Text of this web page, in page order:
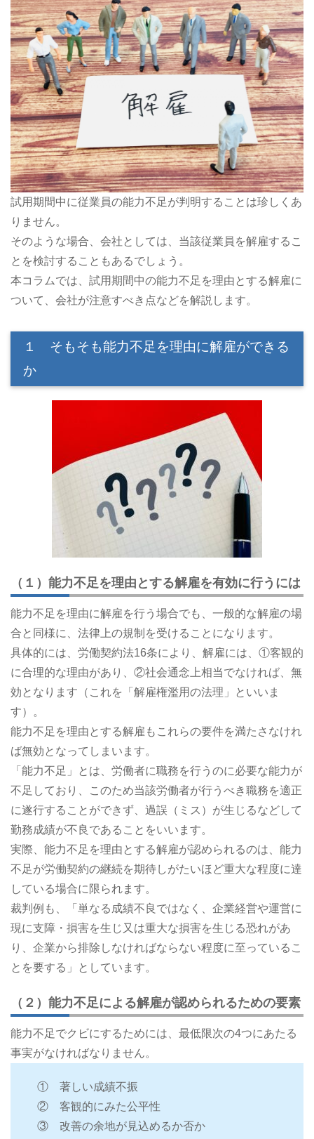
試用期間中に従業員の能力不足が判明することは珍しくあ
りません。
そのような場合、会社としては、当該従業員を解雇するこ
とを検討することもあるでしょう。
本コラムでは、試用期間中の能力不足を理由とする解雇に
ついて、会社が注意すべき点などを解説します。
１ そもそも能力不足を理由に解雇ができる
か
（１）能力不足を理由とする解雇を有効に行うには
能力不足を理由に解雇を行う場合でも、一般的な解雇の場
合と同様に、法律上の規制を受けることになります。
具体的には、労働契約法16条により、解雇には、①客観的
に合理的な理由があり、②社会通念上相当でなければ、無
効となります（これを「解雇権濫用の法理」といいま
す）。
能力不足を理由とする解雇もこれらの要件を満たさなけれ
ば無効となってしまいます。
「能力不足」とは、労働者に職務を行うのに必要な能力が
不足しており、このため当該労働者が行うべき職務を適正
に遂行することができず、過誤（ミス）が生じるなどして
勤務成績が不良であることをいいます。
実際、能力不足を理由とする解雇が認められるのは、能力
不足が労働契約の継続を期待しがたいほど重大な程度に達
している場合に限られます。
裁判例も、「単なる成績不良ではなく、企業経営や運営に
現に支障・損害を生じ又は重大な損害を生じる恐れがあ
り、企業から排除しなければならない程度に至っているこ
とを要する」としています。
（２）能力不足による解雇が認められるための要素
能力不足でクビにするためには、最低限次の4つにあたる
事実がなければなりません。
① 著しい成績不振
② 客観的にみた公平性
③ 改善の余地が見込めるか否か